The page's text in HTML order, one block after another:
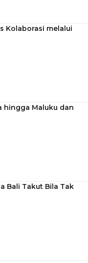
Kolaborasi melalui
hingga Maluku dan
Bali Takut Bila Tak